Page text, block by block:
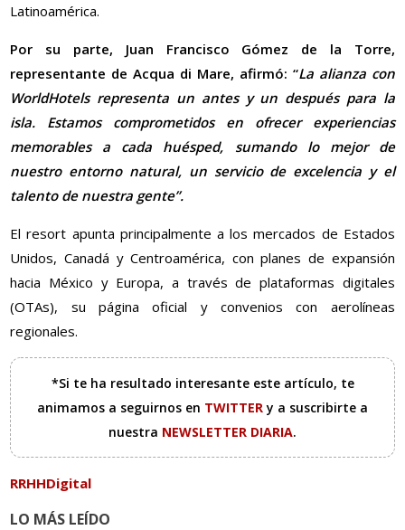
Latinoamérica.
Por su parte, Juan Francisco Gómez de la Torre,
representante de Acqua di Mare, afirmó: “La alianza con
WorldHotels representa un antes y un después para la
isla. Estamos comprometidos en ofrecer experiencias
memorables a cada huésped, sumando lo mejor de
nuestro entorno natural, un servicio de excelencia y el
talento de nuestra gente”.
El resort apunta principalmente a los mercados de Estados
Unidos, Canadá y Centroamérica, con planes de expansión
hacia México y Europa, a través de plataformas digitales
(OTAs), su página oficial y convenios con aerolíneas
regionales.
*Si te ha resultado interesante este artículo, te
animamos a seguirnos en TWITTERy a suscribirte a
nuestra NEWSLETTER DIARIA.
RRHHDigital
LO MÁS LEÍDO